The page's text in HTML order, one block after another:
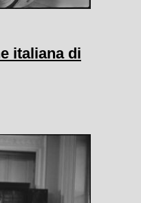
italiana di